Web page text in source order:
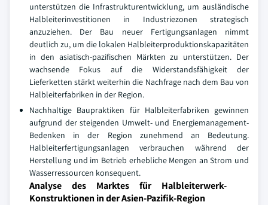
unterstützen die Infrastrukturentwicklung, um ausländische
Halbleiterinvestitionen in Industriezonen strategisch
anzuziehen. Der Bau neuer Fertigungsanlagen nimmt
deutlich zu, um die lokalen Halbleiterproduktionskapazitäten
in den asiatisch-pazifischen Märkten zu unterstützen. Der
wachsende Fokus auf die Widerstandsfähigkeit der
Lieferketten stärkt weiterhin die Nachfrage nach dem Bau von
Halbleiterfabriken in der Region.
Nachhaltige Baupraktiken für Halbleiterfabriken gewinnen
aufgrund der steigenden Umwelt- und Energiemanagement-
Bedenken in der Region zunehmend an Bedeutung.
Halbleiterfertigungsanlagen verbrauchen während der
Herstellung und im Betrieb erhebliche Mengen an Strom und
Wasserressourcen konsequent.
Analyse des Marktes für Halbleiterwerk-
Konstruktionen in der Asien-Pazifik-Region